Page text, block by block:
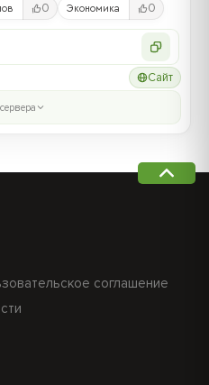
0 Экономика 0
Сайт
соглашение